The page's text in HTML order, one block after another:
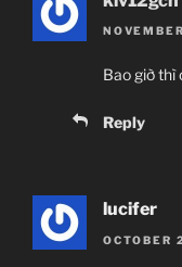
Bao giờ thì
Reply
lucifer
OCTOBER